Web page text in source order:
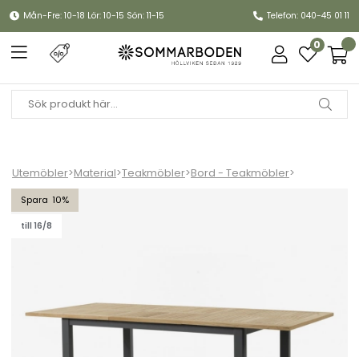
Mån-Fre: 10-18 Lör: 10-15 Sön: 11-15 Telefon: 040-45 01 11
0
Utemöbler>Material>Teakmöbler>Bord - Teakmöbler>
10
till 16/8
Lyon bord förlängningsbart 152-210x92 H76 cm - svart/teak